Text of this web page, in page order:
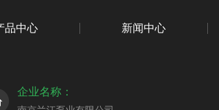
品中心 新闻中心
企业名称：